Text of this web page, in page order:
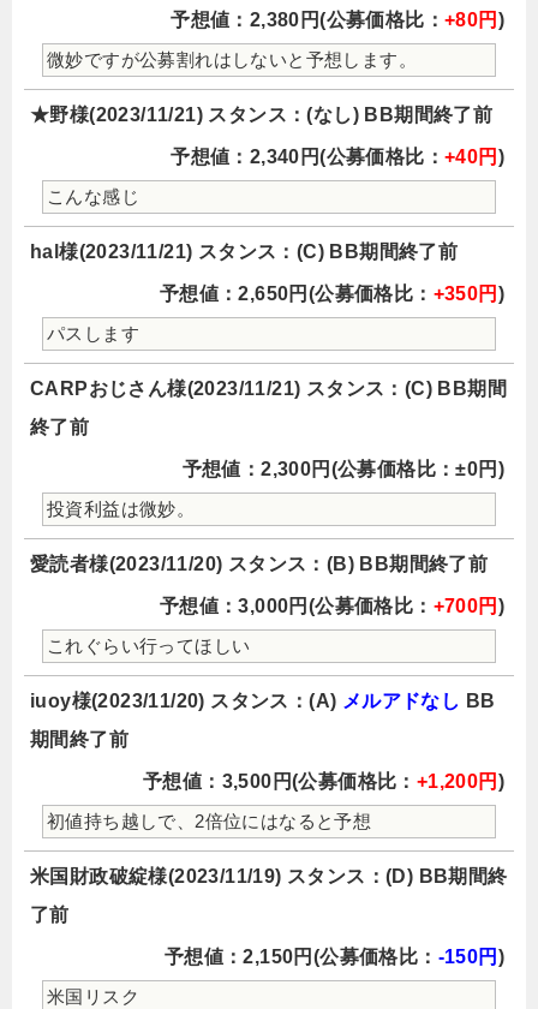
予想値：2,380円(公募価格比： +80円 )
微妙ですが公募割れはしないと予想します。
★野様(2023/11/21) スタンス：(なし) BB期間終了前
予想値：2,340円(公募価格比： +40円 )
こんな感じ
hal様(2023/11/21) スタンス：(C) BB期間終了前
予想値：2,650円(公募価格比： +350円 )
パスします
CARPおじさん様(2023/11/21) スタンス：(C) BB期間
終了前
予想値：2,300円(公募価格比：±0円)
投資利益は微妙。
愛読者様(2023/11/20) スタンス：(B) BB期間終了前
予想値：3,000円(公募価格比： +700円 )
これぐらい行ってほしい
iuoy様(2023/11/20) スタンス：(A) メルアドなし BB
期間終了前
予想値：3,500円(公募価格比： +1,200円 )
初値持ち越しで、2倍位にはなると予想
米国財政破綻様(2023/11/19) スタンス：(D) BB期間終
了前
予想値：2,150円(公募価格比： -150円 )
米国リスク